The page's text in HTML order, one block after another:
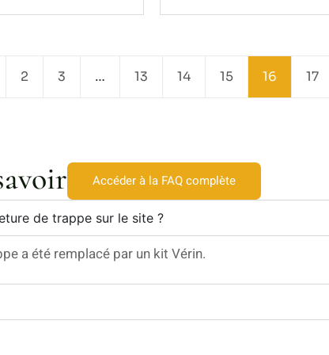
2 3 … 13 14 15 16 17
Accéder à la FAQ complète
de trappe sur le site ?
a été remplacé par un kit Vérin.